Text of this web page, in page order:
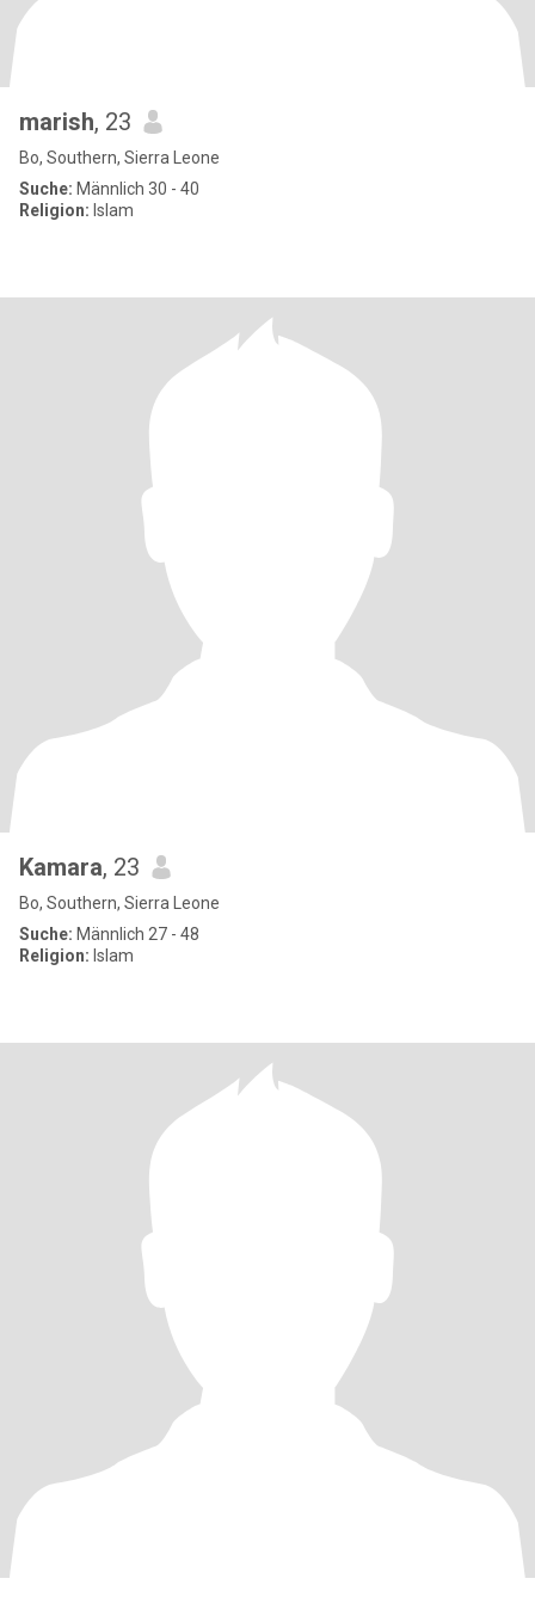
marish, 23
Bo, Southern, Sierra Leone
Suche: Männlich 30 - 40
Religion: Islam
Kamara, 23
Bo, Southern, Sierra Leone
Suche: Männlich 27 - 48
Religion: Islam